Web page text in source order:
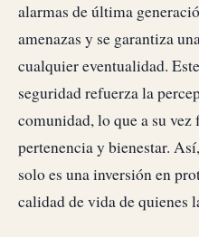
alarmas de última
amenazas y se garantiza
cualquier eventualidad.
seguridad refuerza la
comunidad, lo que a su vez
pertenencia y bienestar.
solo es una inversión en
calidad de vida de quienes